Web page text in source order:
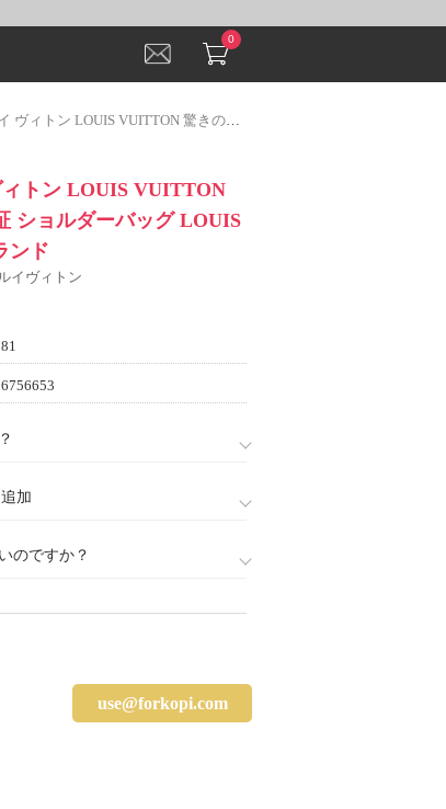
0
驚きの破格値品質保証 ショルダーバッグ LOUIS VUITTONコピー ブランド
トン LOUIS VUITTON
ショルダーバッグ LOUIS
ンド
イヴィトン
加
のですか？
use@forkopi.com